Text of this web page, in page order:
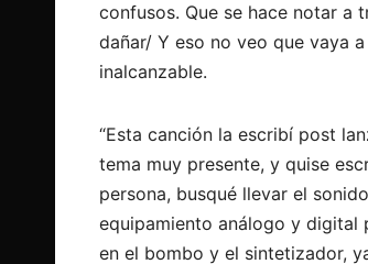
confusos. Que se hace notar a
dañar/ Y eso no veo que vaya
inalcanzable.
“Esta canción la escribí post
tema muy presente, y quise
persona, busqué llevar el
equipamiento análogo y digital
en el bombo y el sintetizador,